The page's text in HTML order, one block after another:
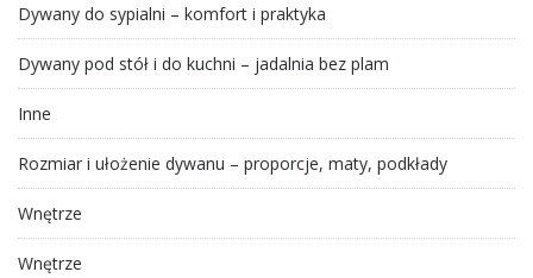
Dywany do sypialni – komfort i praktyka
Dywany pod stół i do kuchni – jadalnia bez plam
Inne
Rozmiar i ułożenie dywanu – proporcje, maty, podkłady
Wnętrze
Wnętrze